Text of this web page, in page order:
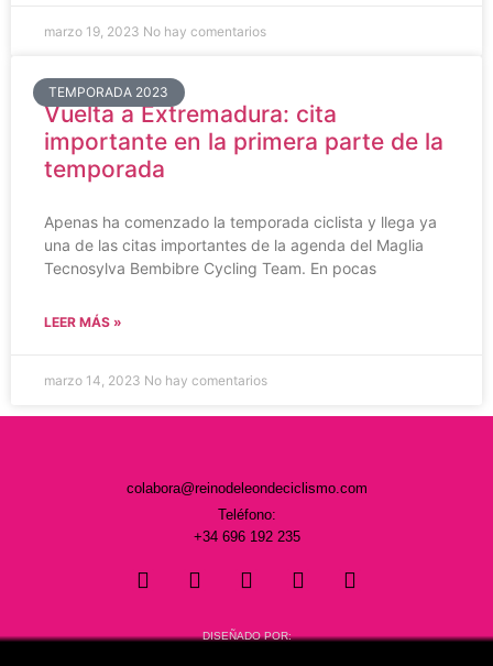
marzo 19, 2023 No hay comentarios
TEMPORADA 2023
Vuelta a Extremadura: cita
importante en la primera parte de la
temporada
Apenas ha comenzado la temporada ciclista y llega ya
una de las citas importantes de la agenda del Maglia
Tecnosylva Bembibre Cycling Team. En pocas
LEER MÁS »
marzo 14, 2023 No hay comentarios
colabora@reinodeleondeciclismo.com
Teléfono:
+34 696 192 235
DISEÑADO POR: